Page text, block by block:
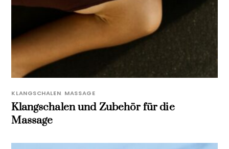
KLANGSCHALEN MASSAGE
Klangschalen und Zubehör für die
Massage